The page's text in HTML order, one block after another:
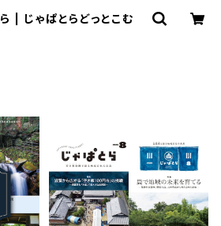
| じゃぱとらどっとこむ